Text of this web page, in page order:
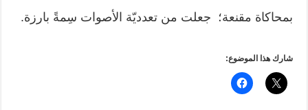
بمحاكاة مقنعة؛ جعلت من تعدديّة الأصوات سِمةً بارزة.
شارك هذا الموضوع: